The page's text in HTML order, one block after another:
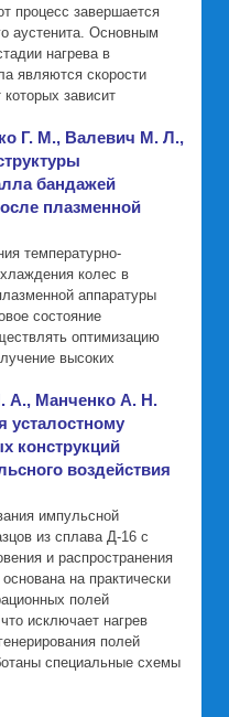
процесс завершается
аустенита. Основным
нагрева в
являются скорости
которых зависит
Г. М., Валевич М. Л.,
бандажей
плазменной
температурно-
колес в
аппаратуры
состояние
оптимизацию
высоких
А., Манченко А. Н.
усталостному
конструкций
воздействия
импульсной
из сплава Д-16 с
и распространения
на практически
полей
исключает нагрев
полей
специальные схемы